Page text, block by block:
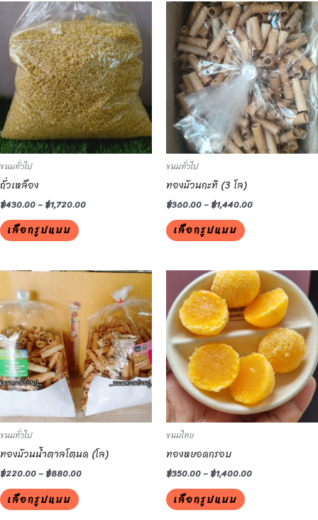
ขนมทั่วไป
ถั่วเหลือง
฿430.00–฿1,720.00
เลือกรูปแบบ
This
product
has
multiple
variants.
The
options
may
be
the
product
page
ขนมทั่วไป
ทองม้วนกะทิ (3 โล)
฿360.00–฿1,440.00
เลือกรูปแบบ
This
product
has
multiple
variants.
The
options
may
be
on
the
product
page
ขนมทั่วไป
ทองม้วนน้ำตาลโตนด (โล)
฿220.00–฿880.00
เลือกรูปแบบ
product
has
multiple
variants.
The
options
may
be
on
the
product
page
ขนมไทย
ทองหยอดกรอบ
฿350.00–฿1,400.00
เลือกรูปแบบ
This
product
has
multiple
variants.
The
options
may
be
the
product
page